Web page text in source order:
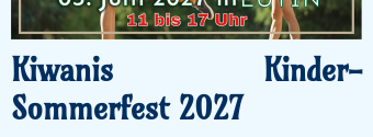
Kiwanis Kinder-
Sommerfest 2027